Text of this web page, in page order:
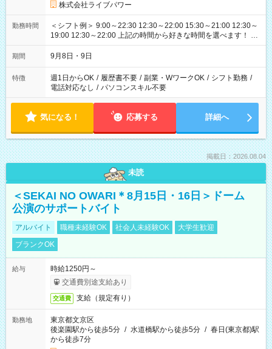
株式会社ライブパワー
勤務時間
＜シフト例＞ 9:00～22:30 12:30～22:00 15:30～21:00 12:30～
19:00 12:30～22:00 上記の時間から好きな時間を選べます！ ※
時間は変更となる可能性があります
期間 9月8日・9日
特徴 週1日からOK / 履歴書不要 / 副業・WワークOK / シフト勤務 /
電話対応なし / パソコンスキル不要
気になる！ 応募する 詳細へ
掲載日：2026.08.04
未読
＜SEKAI NO OWARI＊8月15日・16日＞ドーム
公演のサポートバイト
アルバイト 職種未経験OK 社会人未経験OK
大学生歓迎
ブランクOK
給与
時給1250円～
交通費別途支給あり
交通費 支給（規定有り）
勤務地
東京都文京区
後楽園駅から徒歩5分 / 水道橋駅から徒歩5分 / 春日(東京都)駅
から徒歩7分